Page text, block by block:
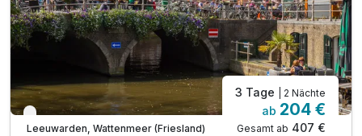
Verfügbar bis Dezember
Leeuwarden, Wattenmeer (Friesland)
3 Tage | 2 Nächte
ab 204 €
Gesamt ab 407 €